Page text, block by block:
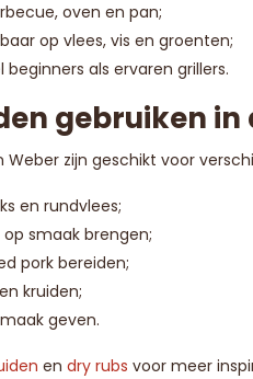
oven en pan;
op vlees, vis en groenten;
beginners als ervaren grillers.
gebruiken in
Weber zijn geschikt voor
en rundvlees;
smaak brengen;
pork bereiden;
kruiden;
geven.
en dry rubs voor meer